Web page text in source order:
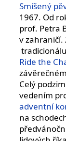
Smíšený
1967. Od
prof. Petra
v zahraničí.
tradicionálu
Ride the
Celý
vedením
adventní
na